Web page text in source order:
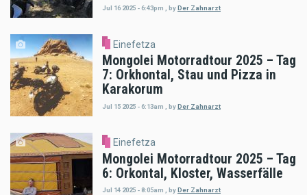
Jul 16 2025 - 6:43pm byDer Zahnarzt
Einefetza
Mongolei Motorradtour 2025 – Tag
7: Orkhontal, Stau und Pizza in
Karakorum
Jul 15 2025 - 6:13am byDer Zahnarzt
Einefetza
Mongolei Motorradtour 2025 – Tag
6: Orkontal, Kloster, Wasserfälle
Jul 14 2025 - 8:05am , by Der Zahnarzt